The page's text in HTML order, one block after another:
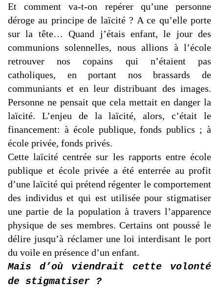
Et comment va-t-on repérer qu’une personne
déroge au principe de laïcité ? A ce qu’elle porte
sur la tête… Quand j’étais enfant, le jour des
communions solennelles, nous allions à l’école
retrouver nos copains qui n’étaient pas
catholiques, en portant nos brassards de
communiants et en leur distribuant des images.
Personne ne pensait que cela mettait en danger la
laïcité. L’enjeu de la laïcité, alors, c’était le
financement: à école publique, fonds publics ; à
école privée, fonds privés.
Cette laïcité centrée sur les rapports entre école
publique et école privée a été enterrée au profit
d’une laïcité qui prétend régenter le comportement
des individus et qui est utilisée pour stigmatiser
une partie de la population à travers l’apparence
physique de ses membres. Certains ont poussé le
délire jusqu’à réclamer une loi interdisant le port
du voile en présence d’un enfant.
Mais d’où viendrait cette volonté
de stigmatiser ?